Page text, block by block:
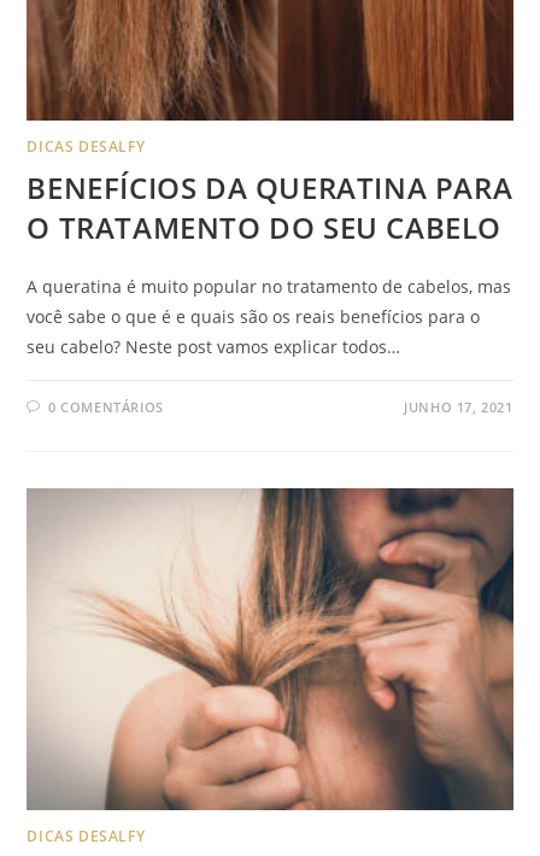
DICAS DESALFY
BENEFÍCIOS DA QUERATINA PARA
O TRATAMENTO DO SEU CABELO
A queratina é muito popular no tratamento de cabelos, mas
você sabe o que é e quais são os reais benefícios para o
seu cabelo? Neste post vamos explicar todos…
0 COMENTÁRIOS JUNHO 17, 2021
DICAS DESALFY